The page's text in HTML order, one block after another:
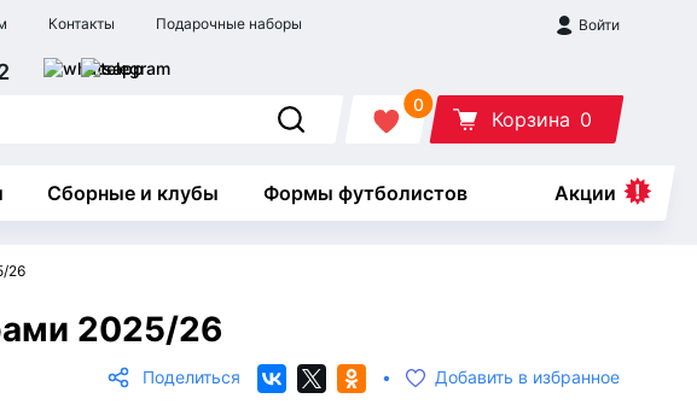
Контакты Подарочные наборы Войти
0
Корзина 0
Сборные и клубы Формы футболистов Акции
26
2025/26
Поделиться • Добавить в избранное